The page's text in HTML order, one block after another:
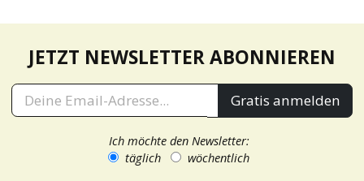
JETZT NEWSLETTER ABONNIEREN
Gratis anmelden
Ich möchte den Newsletter:
täglich
wöchentlich